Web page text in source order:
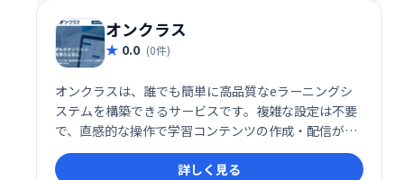
オンクラス
0.0 (0件)
オンクラスは、誰でも簡単に高品質なeラーニングシ
ステムを構築できるサービスです。複雑な設定は不要
で、直感的な操作で学習コンテンツの作成・配信が可
能。充実した機能で、効果的なeラーニングを実現
し、学習者の満足度向上に貢献します。
詳しく見る